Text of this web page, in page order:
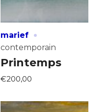
marief ·
contemporain
Printemps
€200,00